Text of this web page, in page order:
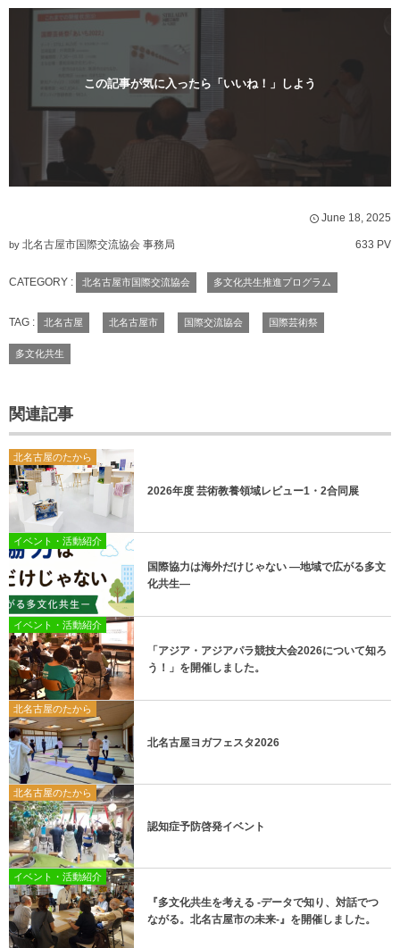
この記事が気に入ったら「いいね！」しよう
June 18, 2025
by 北名古屋市国際交流協会 事務局 633 PV
CATEGORY : 北名古屋市国際交流協会 多文化共生推進プログラム
TAG : 北名古屋 北名古屋市 国際交流協会 国際芸術祭
多文化共生
関連記事
北名古屋のたから
2026年度 芸術教養領域レビュー1・2合同展
イベント・活動紹介
国際協力は海外だけじゃない ―地域で広がる多文
化共生―
イベント・活動紹介
「アジア・アジアパラ競技大会2026について知ろ
う！」を開催しました。
北名古屋のたから
北名古屋ヨガフェスタ2026
北名古屋のたから
認知症予防啓発イベント
イベント・活動紹介
『多文化共生を考える -データで知り、対話でつ
ながる。北名古屋市の未来-』を開催しました。